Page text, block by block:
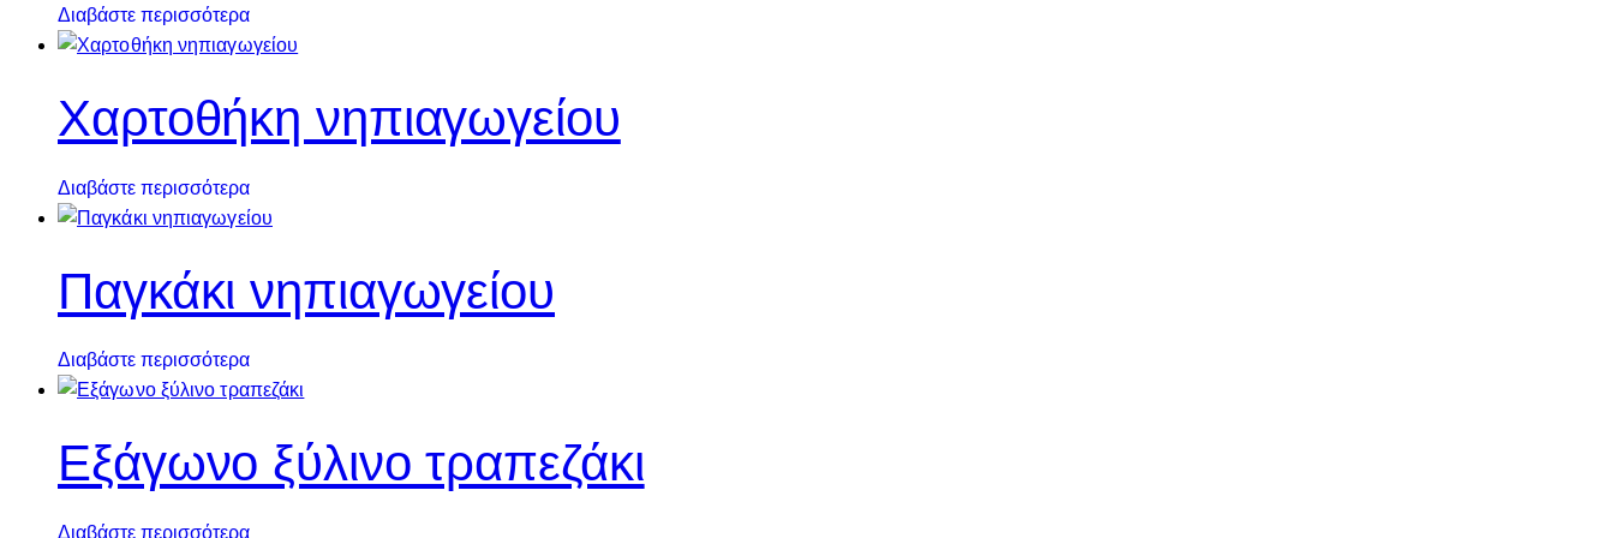
Διαβάστε περισσότερα
Χαρτοθήκη νηπιαγωγείου
Διαβάστε περισσότερα
Παγκάκι νηπιαγωγείου
Διαβάστε περισσότερα
Εξάγωνο ξύλινο τραπεζάκι
Διαβάστε περισσότερα